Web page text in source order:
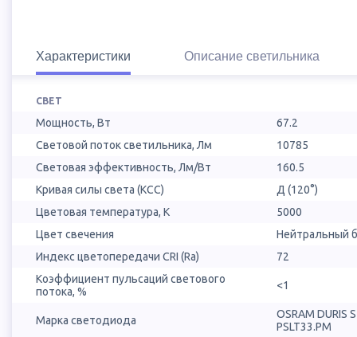
Характеристики Описание светильника
СВЕТ
Мощность, Вт
67.2
Световой поток светильника, Лм
10785
Световая эффективность, Лм/Вт
160.5
Кривая силы света (КСС)
Д (120°)
Цветовая температура, К
5000
Цвет свечения
Нейтральный
Индекс цветопередачи CRI (Ra)
72
Коэффициент пульсаций светового
потока, %
<1
Марка светодиода
OSRAM DURIS
PSLT33.PM